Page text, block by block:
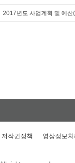
2017년도 사업계획 및 예산
저작권정책 영상정보